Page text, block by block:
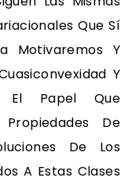
Que Sí
Motivaremos Y
Y
El Papel Que
De
De Los
A Estas Clases